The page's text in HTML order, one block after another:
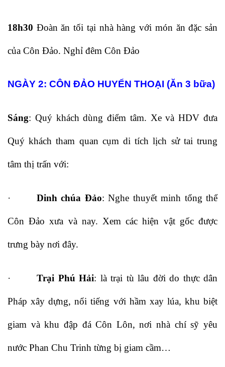
18h30 Đoàn ăn tối tại nhà hàng với món ăn đặc sản
của Côn Đảo. Nghỉ đêm Côn Đảo
NGÀY 2: CÔN ĐẢO HUYỂN THOẠI (Ăn 3 bữa)
Sáng: Quý khách dùng điểm tâm. Xe và HDV đưa
Quý khách tham quan cụm di tích lịch sử tai trung
tâm thị trấn với:
· Dinh chúa Đảo: Nghe thuyết minh tổng thể
Côn Đảo xưa và nay. Xem các hiện vật gốc được
trưng bày nơi đây.
·Trại Phú Hải: là trại tù lâu đời do thực dân
Pháp xây dựng, nổi tiếng với hầm xay lúa, khu biệt
giam và khu đập đá Côn Lôn, nơi nhà chí sỹ yêu
nước Phan Chu Trinh từng bị giam cầm…